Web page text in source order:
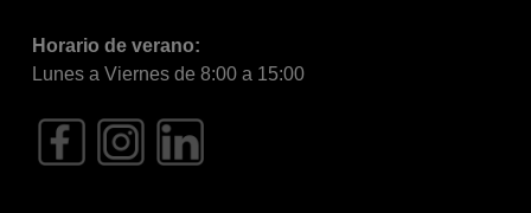
Horario de verano:
Lunes a Viernes de 8:00 a 15:00